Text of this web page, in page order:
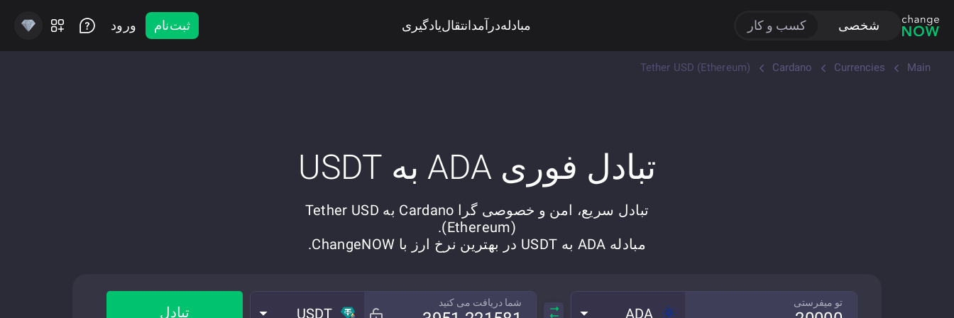
شخصی کسب و کار مبادلهدرآمدانتقالیادگیری ثبت‌نام ورود
Main
Currencies
Cardano
Tether USD (Ethereum)
تبادل فوری ADA به USDT
تبادل سریع، امن و خصوصی گرا Cardano به Tether USD
(Ethereum).
مبادله ADA به USDT در بهترین نرخ ارز با ChangeNOW.
تو میفرستی
ADA
شما دریافت می کنید
USDT تبادل